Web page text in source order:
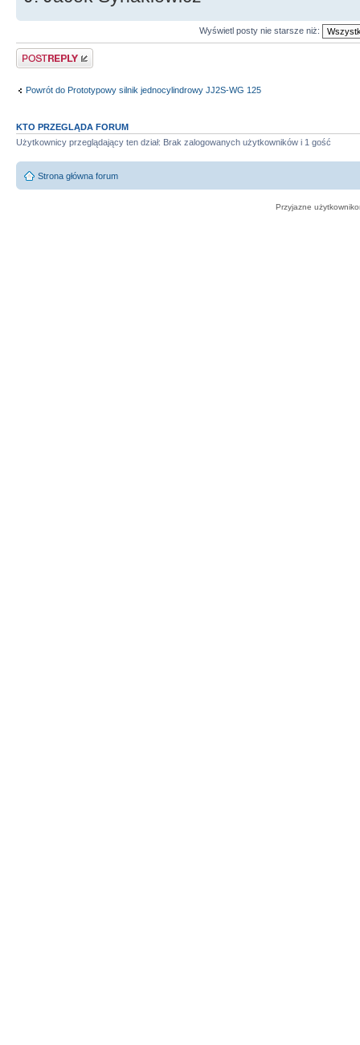
Wyświetl posty nie starsze niż:
Odpowiedz
Powrót do Prototypowy silnik jednocylindrowy JJ2S-WG 125
KTO PRZEGLĄDA FORUM
Użytkownicy przeglądający ten dział: Brak zalogowanych użytkowników i 1 gość
Strona główna forum
Przyjazne